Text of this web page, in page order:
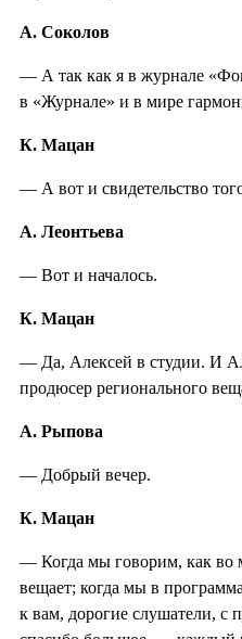
А. Соколов
— А так как я в журнале
в «Журнале» и в мире
К. Мацан
— А вот и свидетельство
А. Леонтьева
— Вот и началось.
К. Мацан
— Да, Алексей в студии. И
продюсер регионального
А. Рыпова
— Добрый вечер.
К. Мацан
— Когда мы говорим, как во
вещает; когда мы в
к вам, дорогие слушатели,